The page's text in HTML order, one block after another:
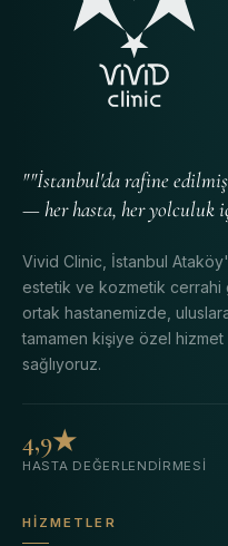
""İstanbul'da rafine
— her hasta, her yolculuk
Vivid Clinic, İstanbul
estetik ve kozmetik cerrahi
ortak hastanemizde,
tamamen kişiye özel
sağlıyoruz.
4,9★
HASTA DEĞERLENDIRMESI
HIZMETLER